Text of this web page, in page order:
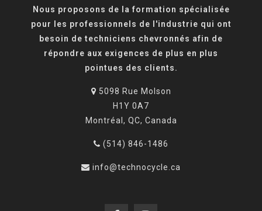
Nous proposons de la formation spécialisée
pour les professionnels de l'industrie qui ont
besoin de techniciens chevronnés afin de
répondre aux exigences de plus en plus
pointues des clients.
5098 Rue Molson
H1Y 0A7
Montréal, QC, Canada
(514) 846-1486
info@technocycle.ca